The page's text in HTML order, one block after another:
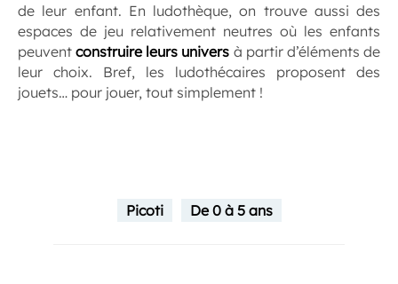
de leur enfant. En ludothèque, on trouve aussi des
espaces de jeu relativement neutres où les enfants
peuventconstruire leurs univers à partir d’éléments de
leur choix. Bref, les ludothécaires proposent des
jouets… pour jouer, tout simplement !
Picoti De 0 à 5 ans